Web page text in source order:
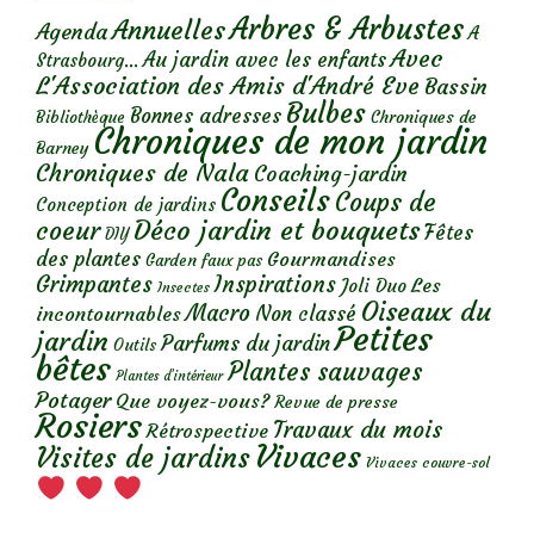
AgendaAnnuellesArbres & Arbustes A
Strasbourg... Au jardin avec les enfantsAvec
L'Association des Amis d'André Eve Bassin
Bibliothèque Bonnes adresses Bulbes Chroniques de
Barney Chroniques de mon jardin
Chroniques de Nala Coaching-jardin
Conception de jardins ConseilsCoups de
coeur DIY Déco jardin et bouquetsFêtes
des plantes Garden faux pas Gourmandises
Grimpantes Insectes Inspirations Joli Duo Les
incontournables Macro Non classé Oiseaux du
jardin Outils Parfums du jardinPetites
bêtes Plantes d’intérieur Plantes sauvages
Potager Que voyez-vous? Revue de presse
Rosiers Rétrospective Travaux du mois
Visites de jardins Vivaces Vivaces couvre-sol